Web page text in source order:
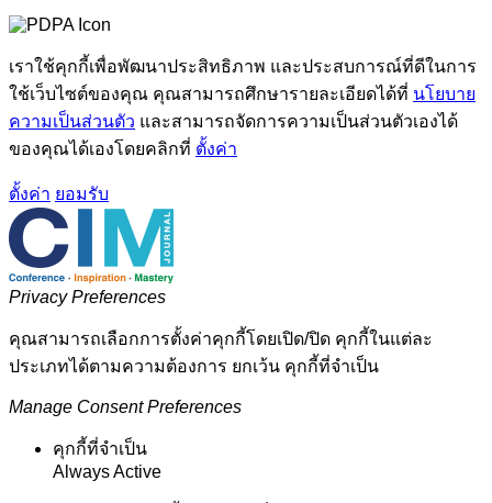
เราใช้คุกกี้เพื่อพัฒนาประสิทธิภาพ และประสบการณ์ที่ดีในการ
ใช้เว็บไซต์ของคุณ คุณสามารถศึกษารายละเอียดได้ที่ นโยบาย
ความเป็นส่วนตัว และสามารถจัดการความเป็นส่วนตัวเองได้
ของคุณได้เองโดยคลิกที่ ตั้งค่า
ตั้งค่า ยอมรับ
Privacy Preferences
คุณสามารถเลือกการตั้งค่าคุกกี้โดยเปิด/ปิด คุกกี้ในแต่ละ
ประเภทได้ตามความต้องการ ยกเว้น คุกกี้ที่จำเป็น
Manage Consent Preferences
คุกกี้ที่จำเป็น
Always Active